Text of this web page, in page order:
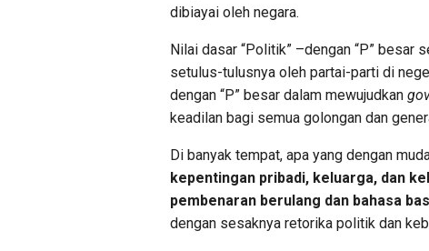
dibiayai oleh negara.
Nilai dasar “Politik” –dengan “P” besar
setulus-tulusnya oleh partai-parti di
dengan “P” besar dalam mewujudkan
keadilan bagi semua golongan dan
Di banyak tempat, apa yang dengan
kepentingan pribadi, keluarga, dan
pembenaran berulang dan bahasa
dengan sesaknya retorika politik dan